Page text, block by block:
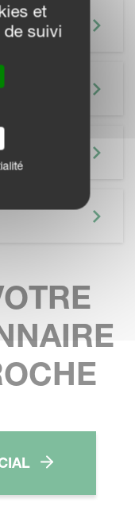
et
suivi